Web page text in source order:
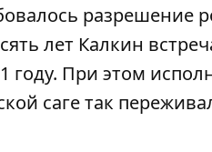
разрешение
лет Калкин
году. При этом
саге так